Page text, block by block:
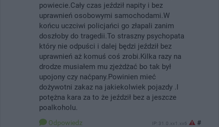
powiecie.Cały czas jeździł napity i bez
uprawnień osobowymi samochodami.W
końcu uczciwi policjańci go złapali zanim
doszłoby do tragedii.To straszny psychopata
który nie odpuści i dalej będzi jeździł bez
uprawnień aż komuś coś zrobi.Kilka razy na
drodze musiałem mu zjeżdżać bo tak był
upojony czy naćpany.Powinien mieć
dożywotni zakaz na jakiekolwiek pojazdy .I
potężna kara za to że jeździł bez a jeszcze
poalkoholu.
Odpowiedz IP: 31.0.xx1.xx6 #